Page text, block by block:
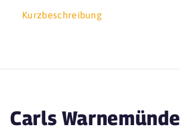
Kurzbeschreibung
Carls Warnemünde